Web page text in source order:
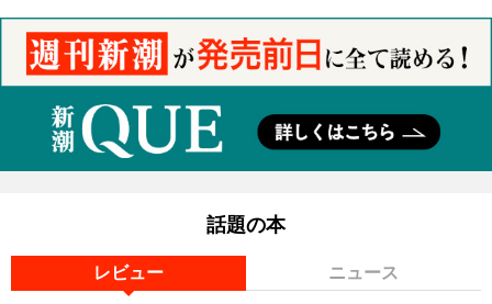
話題の本
レビュー ニュース